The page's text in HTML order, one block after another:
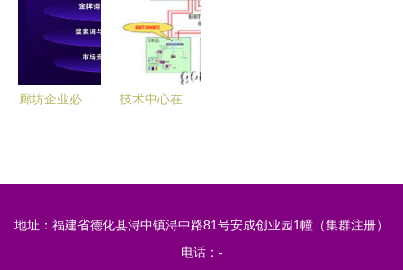
咨询视角
企业申报保
驾护航
廊坊企业必
选型策略
技术中心在
地址：福建省德化县浔中镇浔中路81号安成创业园1幢（集群注册）
电话：-